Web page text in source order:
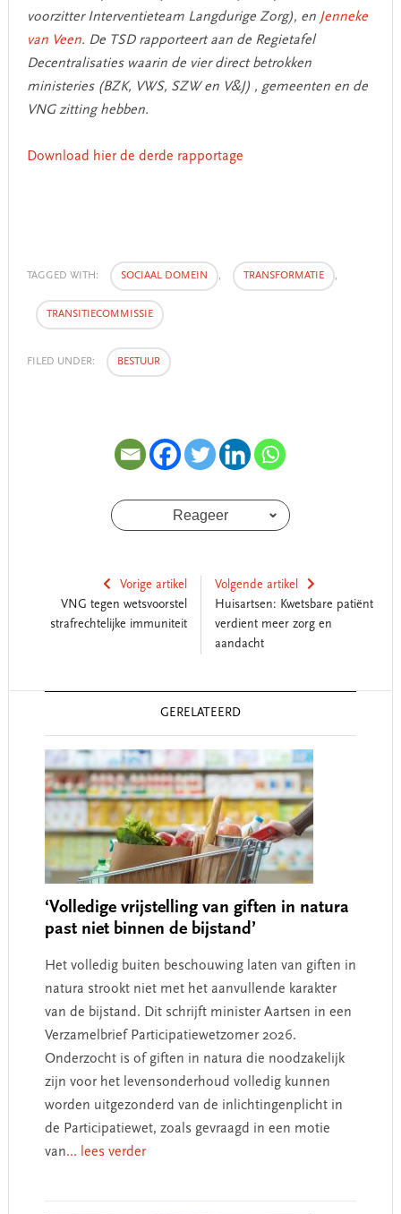
voorzitter Interventieteam Langdurige Zorg), en Jenneke
van Veen. De TSD rapporteert aan de Regietafel
Decentralisaties waarin de vier direct betrokken
ministeries (BZK, VWS, SZW en V&J) , gemeenten en de
VNG zitting hebben.
Download hier de derde rapportage
TAGGED WITH: SOCIAAL DOMEIN , TRANSFORMATIE ,
TRANSITIECOMMISSIE
FILED UNDER: BESTUUR
Reageer
Vorige artikel
VNG tegen wetsvoorstel
strafrechtelijke immuniteit
Volgende artikel
Huisartsen: Kwetsbare patiënt
verdient meer zorg en
aandacht
GERELATEERD
‘Volledige vrijstelling van giften in natura
past niet binnen de bijstand’
Het volledig buiten beschouwing laten van giften in
natura strookt niet met het aanvullende karakter
van de bijstand. Dit schrijft minister Aartsen in een
Verzamelbrief Participatiewetzomer 2026.
Onderzocht is of giften in natura die noodzakelijk
zijn voor het levensonderhoud volledig kunnen
worden uitgezonderd van de inlichtingenplicht in
de Participatiewet, zoals gevraagd in een motie
van... lees verder